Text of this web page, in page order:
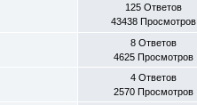
125 Ответов
43438 Просмотров
8 Ответов
4625 Просмотров
4 Ответов
2570 Просмотров